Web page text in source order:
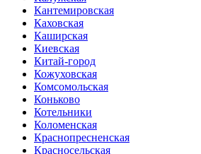
Кантемировская
Каховская
Каширская
Киевская
Китай-город
Кожуховская
Комсомольская
Коньково
Котельники
Коломенская
Краснопресненская
Красносельская